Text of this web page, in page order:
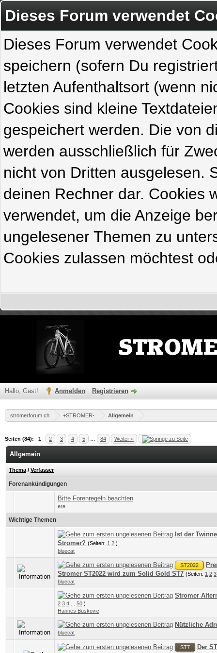
Dieses Forum verwendet
Dieses Forum verwendet
speichern (sofern Du
letzten Aufenthaltsort (wenn
Cookies sind kleine
gespeichert werden. Die von
werden ausschließlich für
nicht von Dritten ausgelesen.
deinen Rechner dar. Cookies
verwendet, um die Anzeige
ungelesener Themen zu
Cookies zulassen möchtest
Hallo, Gast! Anmelden Registrieren
stromerforum.ch +STROMER- Allgemein
Seiten (84): 1 2 3 4 5 84 Weiter »
Allgemein
Thema / Verfasser
Forenankündigungen
Bitte Forenregeln beachten
ere
Wichtige Themen
Ist der
Stromer? (Seiten: 1 2 )
bluecat
0 Bewertung(en) - 0 von 5 durchschnittlich
12 3 4 5
ST2022
Stromer ST2022 wird zum Solid Gold ST7 (Seiten: 1 2 3
bluecat
1 Bewertung(en) - 1 von 5 durchschnittlich
12 345
Stromer
2 3 4 50 )
Hannes Buskovic
3 Bewertung(en) - 4 von 5 durchschnittlich
Nützliche
bluecat
0 Bewertung(en) - 0 von 5 durchschnittlich
12345
ST7
Der